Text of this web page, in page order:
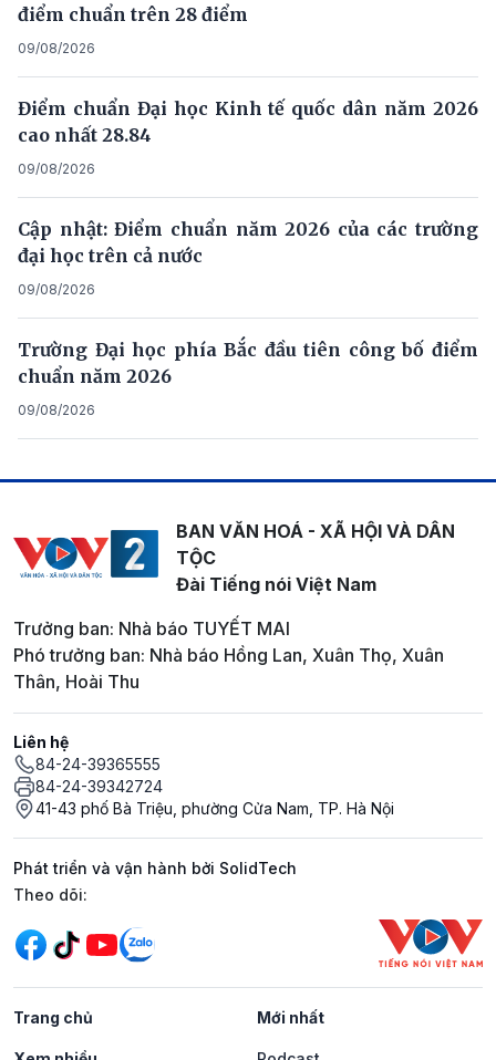
điểm chuẩn trên 28 điểm
09/08/2026
Điểm chuẩn Đại học Kinh tế quốc dân năm 2026
cao nhất 28.84
09/08/2026
Cập nhật: Điểm chuẩn năm 2026 của các trường
đại học trên cả nước
09/08/2026
Trường Đại học phía Bắc đầu tiên công bố điểm
chuẩn năm 2026
09/08/2026
BAN VĂN HOÁ - XÃ HỘI VÀ DÂN
TỘC
Đài Tiếng nói Việt Nam
Trưởng ban: Nhà báo TUYẾT MAI
Phó trưởng ban: Nhà báo Hồng Lan, Xuân Thọ, Xuân
Thân, Hoài Thu
Liên hệ
84-24-39365555
84-24-39342724
41-43 phố Bà Triệu, phường Cửa Nam, TP. Hà Nội
Phát triển và vận hành bởi SolidTech
Mạng xã hội
Theo dõi:
Trang chủ Mới nhất